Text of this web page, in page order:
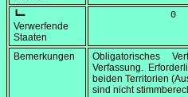
┗━
Verwerfende
Staaten
              0
Bemerkungen
Obligatorisches
Verfassung.
beiden Territorien
sind nicht